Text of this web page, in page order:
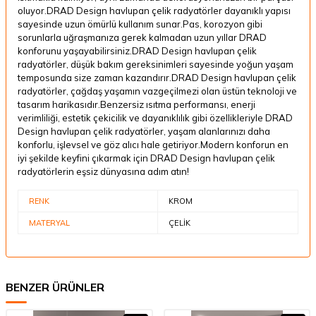
oluyor.DRAD Design havlupan çelik radyatörler dayanıklı yapısı
sayesinde uzun ömürlü kullanım sunar.Pas, korozyon gibi
sorunlarla uğraşmanıza gerek kalmadan uzun yıllar DRAD
konforunu yaşayabilirsiniz.DRAD Design havlupan çelik
radyatörler, düşük bakım gereksinimleri sayesinde yoğun yaşam
temposunda size zaman kazandırır.DRAD Design havlupan çelik
radyatörler, çağdaş yaşamın vazgeçilmezi olan üstün teknoloji ve
tasarım harikasıdır.Benzersiz ısıtma performansı, enerji
verimliliği, estetik çekicilik ve dayanıklılık gibi özellikleriyle DRAD
Design havlupan çelik radyatörler, yaşam alanlarınızı daha
konforlu, işlevsel ve göz alıcı hale getiriyor.Modern konforun en
iyi şekilde keyfini çıkarmak için DRAD Design havlupan çelik
radyatörlerin eşsiz dünyasına adım atın!
RENK KROM
MATERYAL ÇELİK
BENZER ÜRÜNLER